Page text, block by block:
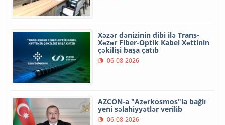
Xəzər dənizinin dibi ilə Trans-
Xəzər Fiber-Optik Kabel Xəttinin
çəkilişi başa çatıb
06-08-2026
AZCON-a "Azərkosmos"la bağlı
yeni səlahiyyətlər verilib
06-08-2026